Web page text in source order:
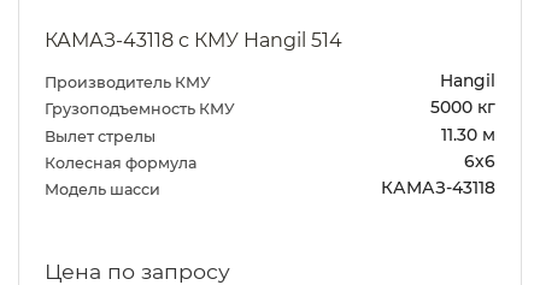
КАМАЗ-43118 с КМУ Hangil 514
Производитель КМУ Hangil
Грузоподъемность КМУ 5000 кг
Вылет стрелы 11.30 м
Колесная формула 6х6
Модель шасси КАМАЗ-43118
Цена по запросу